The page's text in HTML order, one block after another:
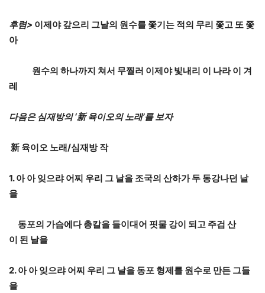
후렴> 이제야 갚으리 그날의 원수를 쫓기는 적의 무리 쫓고 또 쫓
아
원수의 하나까지 쳐서 무찔러 이제야 빛내리 이 나라 이 겨
레
다음은 심재방의 ‘新 육이오의 노래’를 보자
新 육이오 노래/심재방 작
1.아 아 잊으랴 어찌 우리 그 날을 조국의 산하가 두 동강나던 날
을
동포의 가슴에다 총칼을 들이대어 핏물 강이 되고 주검 산
이 된 날을
2.아 아 잊으랴 어찌 우리 그 날을 동포 형제를 원수로 만든 그들
을